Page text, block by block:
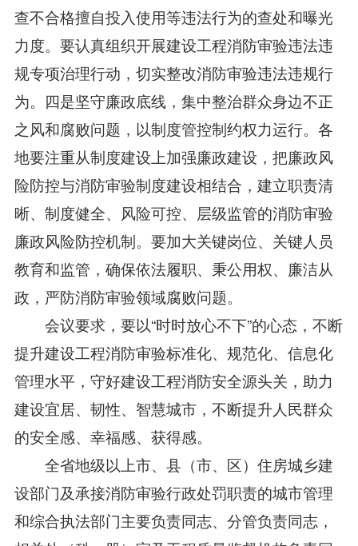
查不合格擅自投入使用等违法行为的查处和曝光
力度。要认真组织开展建设工程消防审验违法违
规专项治理行动，切实整改消防审验违法违规行
为。四是坚守廉政底线，集中整治群众身边不正
之风和腐败问题，以制度管控制约权力运行。各
地要注重从制度建设上加强廉政建设，把廉政风
险防控与消防审验制度建设相结合，建立职责清
晰、制度健全、风险可控、层级监管的消防审验
廉政风险防控机制。要加大关键岗位、关键人员
教育和监管，确保依法履职、秉公用权、廉洁从
政，严防消防审验领域腐败问题。
会议要求，要以“时时放心不下”的心态，不断
提升建设工程消防审验标准化、规范化、信息化
管理水平，守好建设工程消防安全源头关，助力
建设宜居、韧性、智慧城市，不断提升人民群众
的安全感、幸福感、获得感。
全省地级以上市、县（市、区）住房城乡建
设部门及承接消防审验行政处罚职责的城市管理
和综合执法部门主要负责同志、分管负责同志，